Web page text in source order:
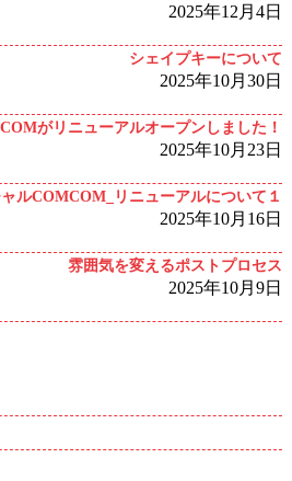
2025年12月4日
シェイプキーについて
2025年10月30日
がリニューアルオープンしました！
2025年10月23日
ルCOMCOM_リニューアルについて１
2025年10月16日
雰囲気を変えるポストプロセス
2025年10月9日